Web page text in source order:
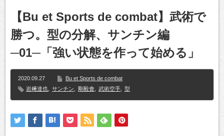
【Bu et Sports de combat】武術で
勝つ。型の分解、サンチン編
─01─「強い状態を作って始める」
2020.09.27
Bu et Sports de combat
岩﨑達也
サンチン 剛毅會 武術空手 型